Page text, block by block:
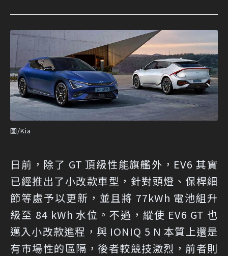
圖/Kia
日前，除了 GT 頂級性能旗艦外，EV6 其實
已經推出了小改款車型，針對頭燈、保桿細
節等處予以更新，並且將 77kWh 電池組升
級至 84 kWh 水位。不過，縱使 EV6 GT 也
邁入小改款進程，與 IONIQ 5 N 本質上還是
有市場性的區隔，後者較競技激烈，前者則